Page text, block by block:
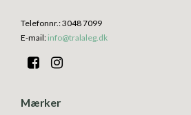
Telefonnr.:3048 7099
E-mail: info@tralaleg.dk
Mærker